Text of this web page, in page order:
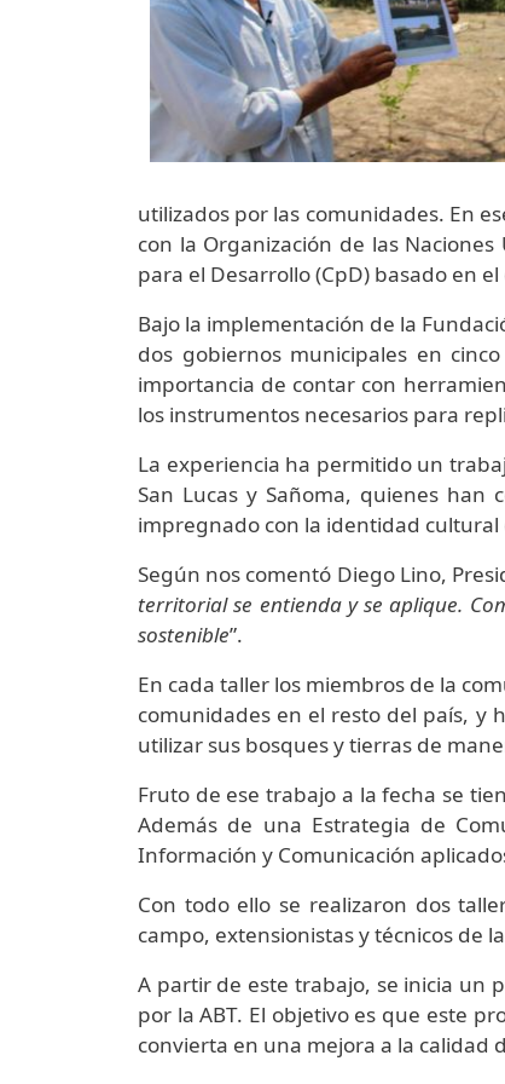
utilizados por las comunidades. En
con la Organización de las
para el Desarrollo (CpD) basado
Bajo la implementación de la
dos gobiernos municipales en
importancia de contar con
los instrumentos necesarios para
La experiencia ha permitido un
San Lucas y Sañoma, quienes
impregnado con la identidad cultural
Según nos comentó Diego Lino,
territorial se entienda y se aplique.
sostenible”.
En cada taller los miembros de la
comunidades en el resto del país, y
utilizar sus bosques y tierras de
Fruto de ese trabajo a la fecha se
Además de una Estrategia de
Información y Comunicación
Con todo ello se realizaron dos
campo, extensionistas y técnicos de
A partir de este trabajo, se inicia un
por la ABT. El objetivo es que este
convierta en una mejora a la calidad